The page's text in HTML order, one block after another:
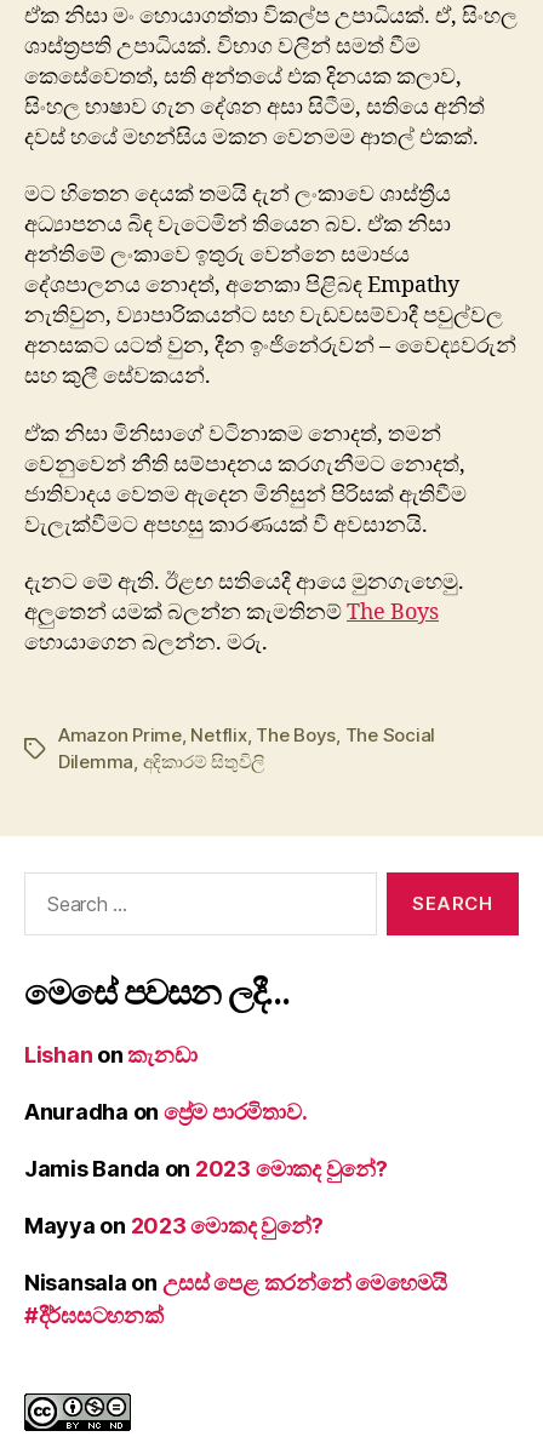
ඒක නිසා මං හොයාගත්තා විකල්ප උපාධියක්. ඒ, සිංහල
ශාස්ත්‍රපති උපාධියක්. විභාග වලින් සමත් වීම
කෙසේවෙතත්, සති අන්තයේ එක දිනයක කලාව,
සිංහල භාෂාව ගැන දේශන අසා සිටීම, සතියෙ අනිත්
දවස් හයේ මහන්සිය මකන වෙනමම ආතල් එකක්.
මට හිතෙන දෙයක් තමයි දැන් ලංකාවෙ ශාස්ත්‍රීය
අධ්‍යාපනය බිඳ වැටෙමින් තියෙන බව. ඒක නිසා
අන්තිමේ ලංකාවෙ ඉතුරු වෙන්නෙ සමාජය
දේශපාලනය නොදත්, අනෙකා පිළිබඳ Empathy
නැතිවුන, ව්‍යාපාරිකයන්ට සහ වැඩවසම්වාදී පවුල්වල
අනසකට යටත් වුන, දීන ඉංජිනේරුවන් – වෛද්‍යවරුන්
සහ කුලී සේවකයන්.
ඒක නිසා මිනිසාගේ වටිනාකම නොදත්, තමන්
වෙනුවෙන් නීති සම්පාදනය කරගැනීමට නොදත්,
ජාතිවාදය වෙතම ඇදෙන මිනිසුන් පිරිසක් ඇතිවීම
වැලැක්වීමට අපහසු කාරණයක් වී අවසානයි.
දැනට මේ ඇති. ඊළඟ සතියෙදී ආයෙ මුනගැහෙමු.
අලුතෙන් යමක් බලන්න කැමතිනම්The Boys
හොයාගෙන බලන්න. මරු.
Tags
Amazon Prime, Netflix, The Boys The Social
Dilemma අදිකාරම් සිතුවිලි
මෙසේ පවසන ලදී…
Lishan onකැනඩා
Anuradha on ප්‍රේම පාරමිතාව.
Jamis Banda on 2023 මොකද වුනේ?
Mayya on 2023 මොකද වුනේ?
Nisansala on උසස් පෙළ කරන්නේ මෙහෙමයි
#දීර්ඝසටහනක්